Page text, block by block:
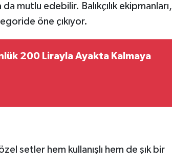
mutlu edebilir. Balıkçılık ekipmanları,
öne çıkıyor.
200 Lirayla Ayakta Kalmaya
setler hem kullanışlı hem de şık bir